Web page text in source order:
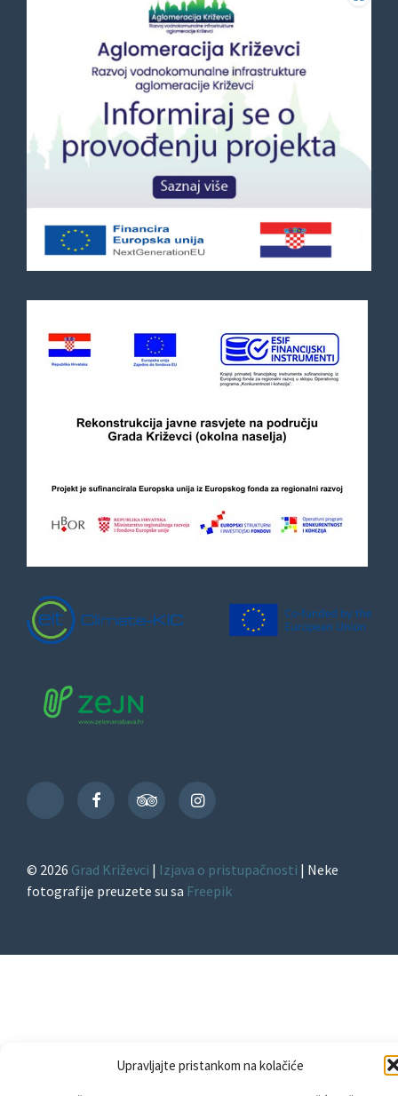
Upravljajte pristankom na kolačiće
TikTok
FacebookTripAdvisorInstagram
© 2026 Grad Križevci | Izjava o pristupačnosti | Neke
fotografije preuzete su sa Freepik